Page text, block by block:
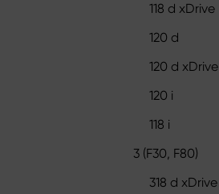
118 d xDrive
120 d
120 d xDrive
120 i
118 i
3 (F30, F80)
318 d xDrive